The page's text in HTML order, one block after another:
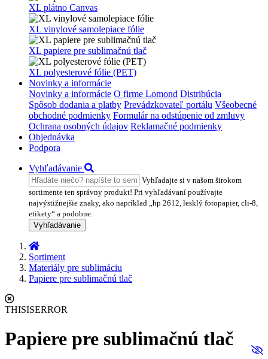
XL plátno Canvas
XL vinylové samolepiace fólie
XL papiere pre sublimačnú tlač
XL polyesterové fólie (PET)
Novinky a informácie
Novinky a informácie O firme Lomond Distribúcia
Spôsob dodania a platby Prevádzkovateľ portálu Všeobecné
obchodné podmienky Formulár na odstúpenie od zmluvy
Ochrana osobných údajov Reklamačné podmienky
Objednávka
Podpora
Vyhľadávanie
Vyhľadajte si v našom širokom
sortimente ten správny produkt! Pri vyhľadávaní používajte
najvýstižnejšie znaky, ako napríklad „hp 2612, lesklý fotopapier, cli-8,
etikety“ a podobne.
Vyhľadávanie
Sortiment
Materiály pre sublimáciu
Papiere pre sublimačnú tlač
THISISERROR
Papiere pre sublimačnú tlač